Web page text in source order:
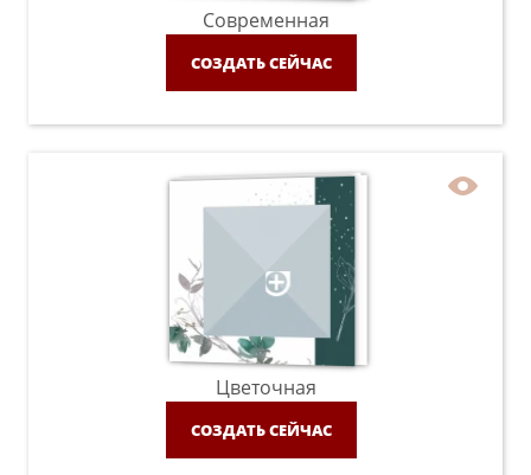
Современная
СОЗДАТЬ СЕЙЧАС
Цветочная
СОЗДАТЬ СЕЙЧАС